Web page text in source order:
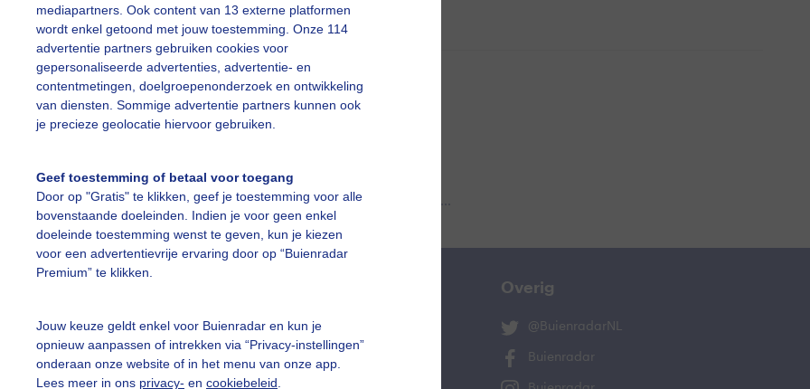
mediapartners. Ook content van 13 externe platformen
wordt enkel getoond met jouw toestemming. Onze 114
advertentie partners gebruiken cookies voor
gepersonaliseerde advertenties, advertentie- en
contentmetingen, doelgroepenonderzoek en ontwikkeling
van diensten. Sommige advertentie partners kunnen ook
je precieze geolocatie hiervoor gebruiken.
Geef toestemming of betaal voor toegang
Door op "Gratis" te klikken, geef je toestemming voor alle
bovenstaande doeleinden. Indien je voor geen enkel
doeleinde toestemming wenst te geven, kun je kiezen
voor een advertentievrije ervaring door op “Buienradar
Premium” te klikken.
Jouw keuze geldt enkel voor Buienradar en kun je
opnieuw aanpassen of intrekken via “Privacy-instellingen”
onderaan onze website of in het menu van onze app.
Lees meer in ons privacy- en cookiebeleid
Wolken
slideshow
Een moment geduld aub...
vragen
De Bilt
Overig
@BuienradarNL
Buienradar